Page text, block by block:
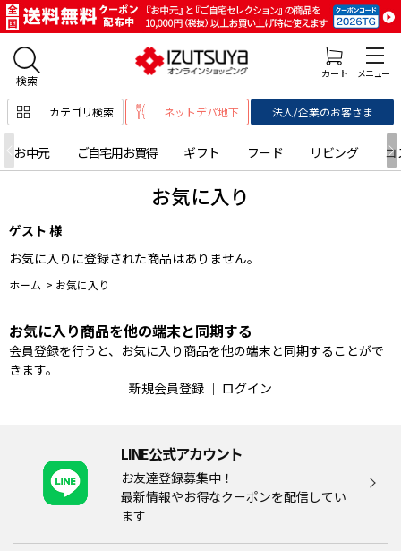
カテゴリ検索 ネットデパ地下 法人/企業のお客さま
お中元 ご自宅用お買得 ギフト フード リビング コ
お気に入り
ゲスト 様
お気に入りに登録された商品はありません。
ホーム > お気に入り
お気に入り商品を他の端末と同期する
会員登録を行うと、お気に入り商品を他の端末と同期することがで
きます。
新規会員登録 ｜ ログイン
LINE公式アカウント
お友達登録募集中！
最新情報やお得なクーポンを配信してい
ます